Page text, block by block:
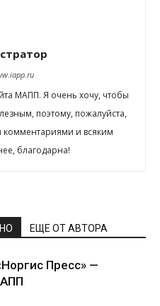
МАПП. Я очень хочу, чтобы
поэтому, пожалуйста,
и всяким
благодарна!
ЕЩЕ ОТ АВТОРА
Пресс» —